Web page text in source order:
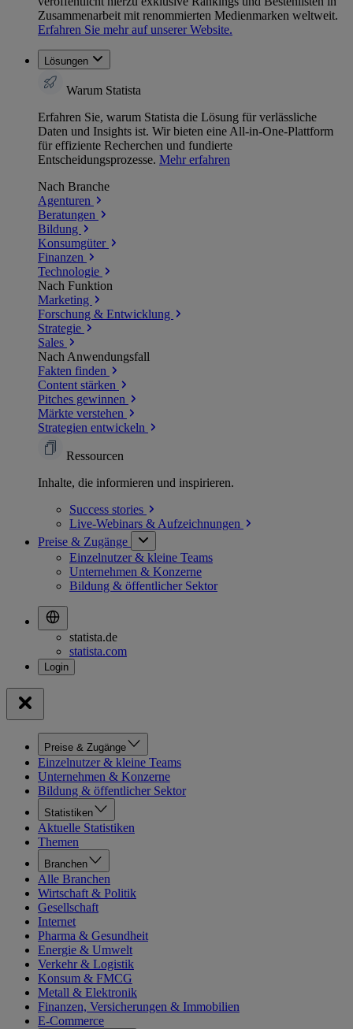
Zusammenarbeit mit renommierten Medienmarken weltweit.
Erfahren Sie mehr auf unserer Website.
Lösungen
Warum Statista
Erfahren Sie, warum Statista die Lösung für verlässliche
Daten und Insights ist. Wir bieten eine All-in-One-Plattform
für effiziente Recherchen und fundierte
Entscheidungsprozesse. Mehr erfahren
Nach Branche
Agenturen
Beratungen
Bildung
Konsumgüter
Finanzen
Technologie
Nach Funktion
Marketing
Forschung & Entwicklung
Strategie
Sales
Nach Anwendungsfall
Fakten finden
Content stärken
Pitches gewinnen
Märkte verstehen
Strategien entwickeln
Ressourcen
Inhalte, die informieren und inspirieren.
Success stories
Live-Webinars & Aufzeichnungen
Preise & Zugänge
Einzelnutzer & kleine Teams
Unternehmen & Konzerne
Bildung & öffentlicher Sektor
statista.de
statista.com
Preise & Zugänge
Einzelnutzer & kleine Teams
Unternehmen & Konzerne
Bildung & öffentlicher Sektor
Statistiken
Aktuelle Statistiken
Themen
Branchen
Alle Branchen
Wirtschaft & Politik
Gesellschaft
Internet
Pharma & Gesundheit
Energie & Umwelt
Verkehr & Logistik
Konsum & FMCG
Metall & Elektronik
Finanzen, Versicherungen & Immobilien
E-Commerce